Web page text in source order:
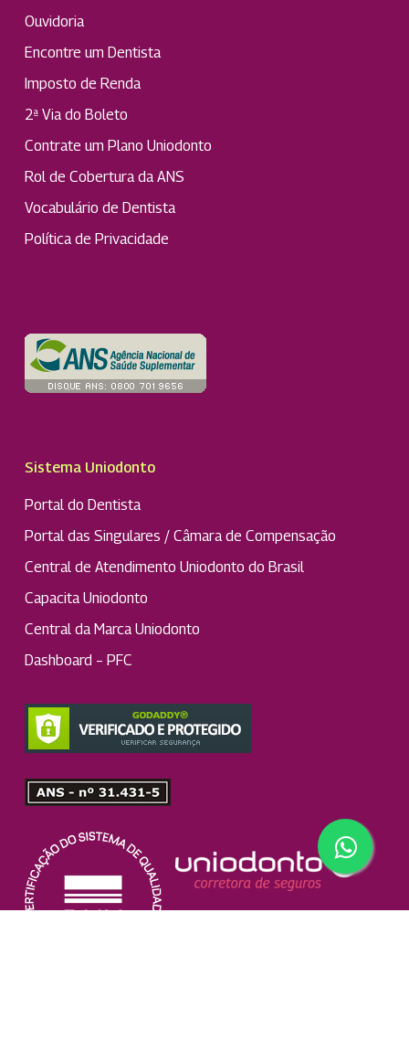
Ouvidoria
Encontre um Dentista
Imposto de Renda
2ª Via do Boleto
Contrate um Plano Uniodonto
Rol de Cobertura da ANS
Vocabulário de Dentista
Política de Privacidade
Sistema Uniodonto
Portal do Dentista
Portal das Singulares / Câmara de Compensação
Central de Atendimento Uniodonto do Brasil
Capacita Uniodonto
Central da Marca Uniodonto
Dashboard – PFC